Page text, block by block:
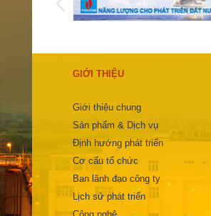
GIỚI THIỆU
Giới thiệu chung
Sản phẩm & Dịch vụ
Định hướng phát triển
Cơ cấu tổ chức
Ban lãnh đạo công ty
Lịch sử phát triển